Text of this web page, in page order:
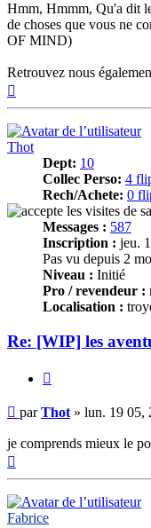
Hmm, Hmmm, Qu'a dit
de choses que vous ne
OF MIND)
Retrouvez nous
Thot
Dept: 10
Collec Perso: 4
Rech/Achete: 0
Messages : 587
Inscription : jeu.
Pas vu depuis 2
Niveau : Initié
Pro / revendeur :
Localisation :
Re: [WIP] les
Message
parThot » lun. 19 05,
je comprends mieux le
Fabrice